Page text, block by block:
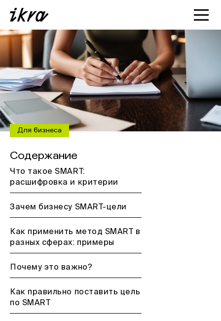
Познакомиться с ИКРОЙ
Статьи
Кейсы
О нас
Для бизнеса
Содержание
Что такое SMART:
расшифровка и критерии
Зачем бизнесу SMART-цели
Как применить метод SMART в
разных сферах: примеры
Почему это важно?
Как правильно поставить цель
по SMART